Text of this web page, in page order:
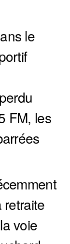
le
FM, les
voie